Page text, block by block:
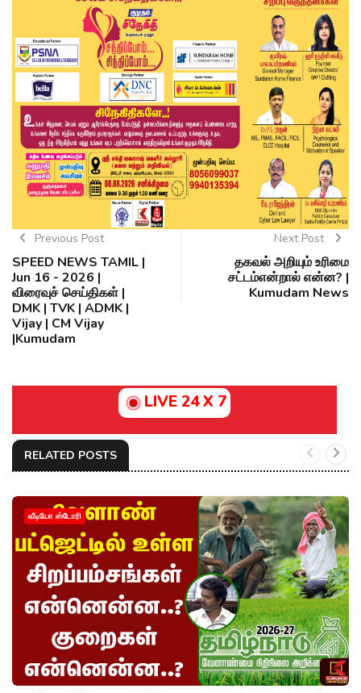
Previous Post
SPEED NEWS TAMIL |
Jun 16 - 2026 |
விரைவுச் செய்திகள் |
DMK | TVK | ADMK |
Vijay | CM Vijay
|Kumudam
Next Post
தகவல் அறியும் உரிமை
சட்டம்என்றால் என்ன? |
Kumudam News
LIVE 24 X 7
RELATED POSTS
வீடியோ ஸ்டோரி